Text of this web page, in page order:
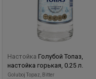
Настойка Голубой Топаз,
настойка горькая, 0.25 л.
Goluboj Topaz, Bitter